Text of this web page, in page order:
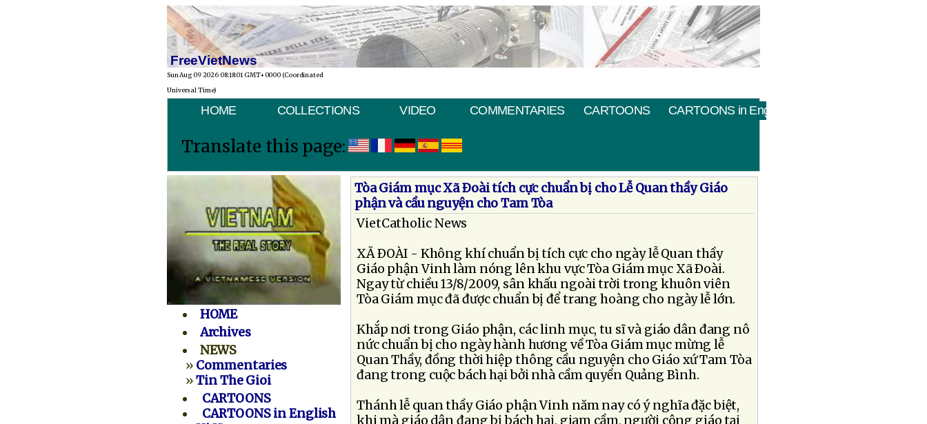
FreeVietNews
Sun Aug 09 2026 08:18:01 GMT+0000 (Coordinated
Universal Time)
HOME COLLECTIONS VIDEO COMMENTARIES CARTOONS CARTOONS in English
Translate this page:
HOME
Archives
NEWS
» Commentaries
»Tin The Gioi
CARTOONS
CARTOONS in English
Tòa Giám mục Xã Ðoài tích cực chuẩn bị cho Lễ Quan thầy Giáo
phận và cầu nguyện cho Tam Tòa
VietCatholic News
XÃ ÐOÀI - Không khí chuẩn bị tích cực cho ngày lễ Quan thầy
Giáo phận Vinh làm nóng lên khu vực Tòa Giám mục Xã Ðoài.
Ngay từ chiều 13/8/2009, sân khấu ngoài trời trong khuôn viên
Tòa Giám mục đã được chuẩn bị để trang hoàng cho ngày lễ lớn.
Khắp nơi trong Giáo phận, các linh mục, tu sĩ và giáo dân đang nô
nức chuẩn bị cho ngày hành hương về Tòa Giám mục mừng lễ
Quan Thầy, đồng thời hiệp thông cầu nguyện cho Giáo xứ Tam Tòa
đang trong cuộc bách hại bởi nhà cầm quyền Quảng Bình.
Thánh lễ quan thầy Giáo phận Vinh năm nay có ý nghĩa đặc biệt,
khi mà giáo dân đang bị bách hại, giam cầm, người công giáo tại